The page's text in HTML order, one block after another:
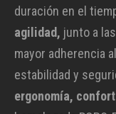
duración en el
agilidad, junto a
mayor adherencia
estabilidad y
ergonomía,